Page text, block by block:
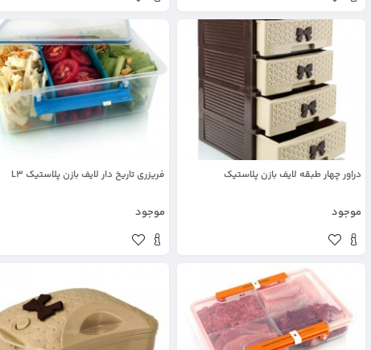
دراور چهار طبقه لایف بازن پلاستیک
موجود
فریزری تاریخ دار لایف بازن پلاستیک L3
موجود